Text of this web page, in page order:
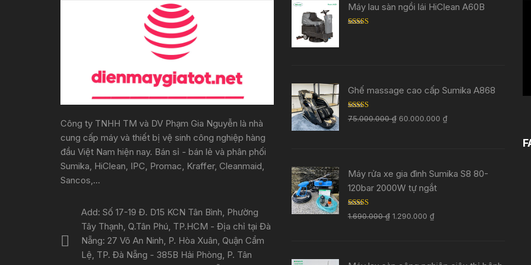
Công ty TNHH TM và DV Phạm Gia Nguyễn là nhà
cung cấp máy và thiết bị vệ sinh công nghiệp hàng
đầu Việt Nam hiện nay. Bán sỉ - bán lẻ và phân phối
Sumika, HiClean, IPC, Promac, Kraffer, Cleanmaid,
Sancos,...
Add: Số 17-19 Đ. D15 KCN Tân Bình, Phường
Tây Thạnh, Q.Tân Phú, TP.HCM - Địa chỉ tại Đà
Nẵng: 27 Võ An Ninh, P. Hòa Xuân, Quận Cẩm
Lệ, TP. Đà Nẵng - 385B Hải Phòng, P. Tân
Máy lau sàn ngồi lái HiClean A60B
Ghế massage cao cấp Sumika A868
Rated5.00
out of 5
75.000.000₫ 60.000.000 ₫
Máy rửa xe gia đình Sumika S8 80-
120bar 2000W tự ngắt
Rated 5.00
out of 5
1.690.000₫ 1.290.000 ₫